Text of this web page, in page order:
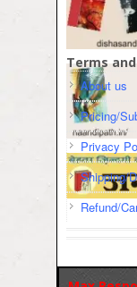
Terms
About us
Pricing/
Privacy
Shipping/
Refund/